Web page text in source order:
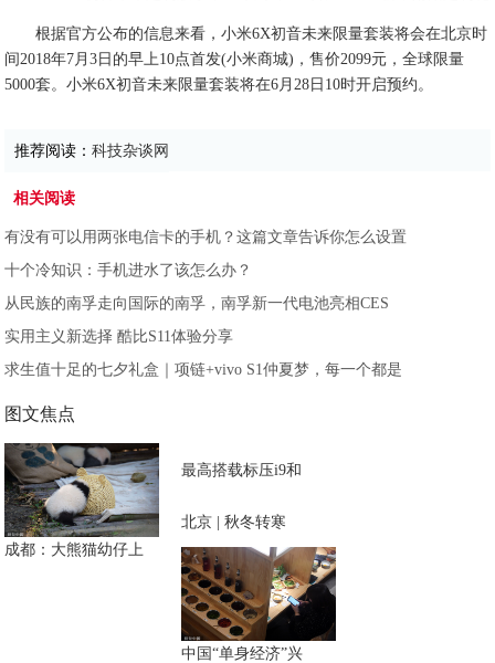
根据官方公布的信息来看，小米6X初音未来限量套装将会在北京时
间2018年7月3日的早上10点首发(小米商城)，售价2099元，全球限量
5000套。小米6X初音未来限量套装将在6月28日10时开启预约。
推荐阅读：科技杂谈网
相关阅读
有没有可以用两张电信卡的手机？这篇文章告诉你怎么设置
十个冷知识：手机进水了该怎么办？
从民族的南孚走向国际的南孚，南孚新一代电池亮相CES
实用主义新选择 酷比S11体验分享
求生值十足的七夕礼盒｜项链+vivo S1仲夏梦，每一个都是
图文焦点
成都：大熊猫幼仔上
最高搭载标压i9和
北京 | 秋冬转寒
中国“单身经济”兴